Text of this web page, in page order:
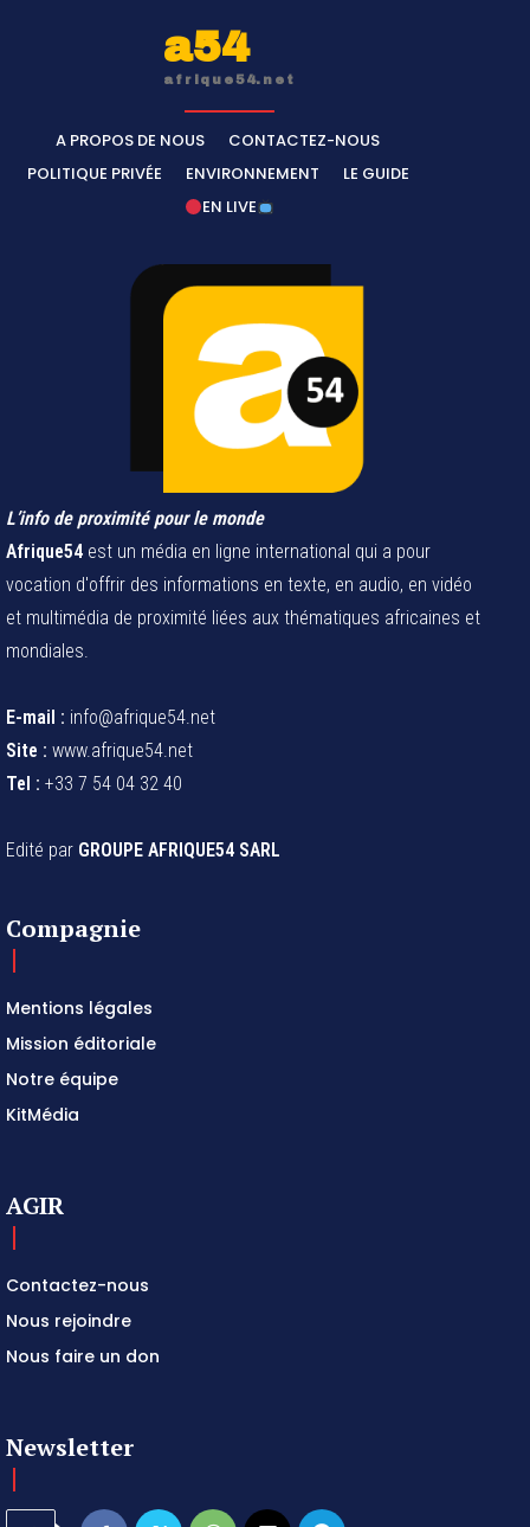
a54
afrique54.net
A PROPOS DE NOUS
CONTACTEZ-NOUS
POLITIQUE PRIVÉE
ENVIRONNEMENT
LE GUIDE
EN LIVE
L’info de proximité pour le monde
Afrique54 est un média en ligne international qui a pour
vocation d'offrir des informations en texte, en audio, en vidéo
et multimédia de proximité liées aux thématiques africaines et
mondiales.
E-mail : info@afrique54.net
Site : www.afrique54.net
Tel : +33 7 54 04 32 40
Edité par GROUPE AFRIQUE54 SARL
Compagnie
Mentions légales
Mission éditoriale
Notre équipe
KitMédia
AGIR
Contactez-nous
Nous rejoindre
Nous faire un don
Newsletter